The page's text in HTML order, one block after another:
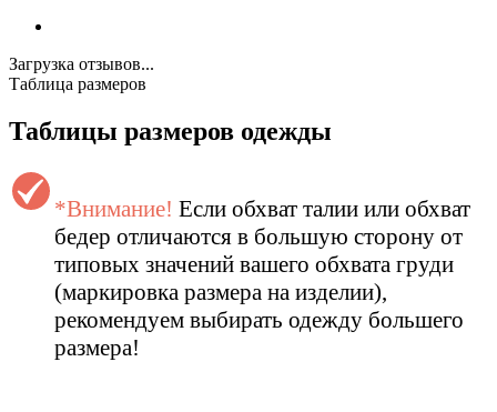
Загрузка отзывов...
Таблица размеров
Таблицы размеров одежды
*Внимание! Если обхват талии или обхват
бедер отличаются в большую сторону от
типовых значений вашего обхвата груди
(маркировка размера на изделии),
рекомендуем выбирать одежду большего
размера!